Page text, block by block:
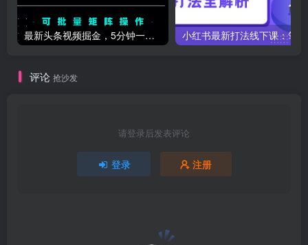
最新头条视频掘金，5分钟一条视频，日入1000＋！可矩阵批量操作
评论 抢沙发
请登录后发表评论
登录 注册